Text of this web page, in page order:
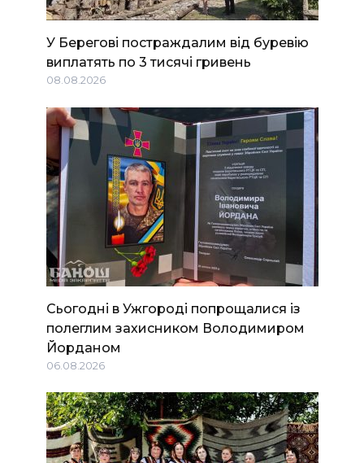
У Берегові постраждалим від буревію
виплатять по 3 тисячі гривень
08.08.2026
Сьогодні в Ужгороді попрощалися із
полеглим захисником Володимиром
Йорданом
06.08.2026